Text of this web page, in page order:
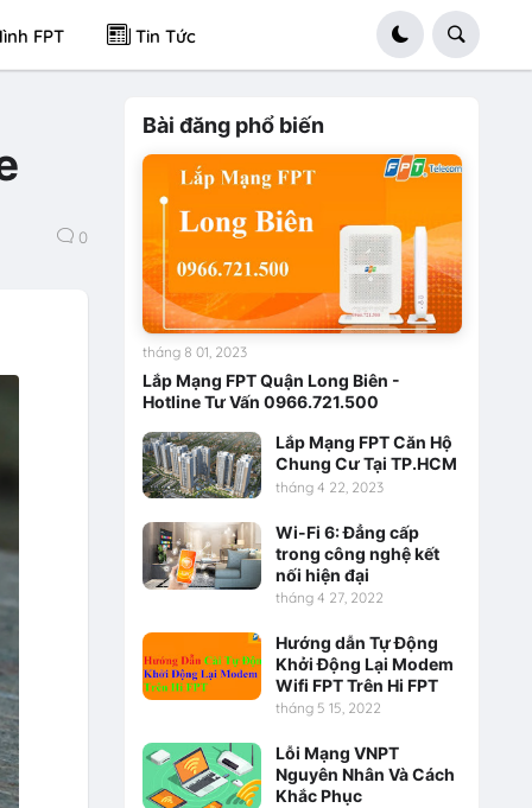
FPT Tin Tức
0
Bài đăng phổ biến
Lắp Mạng FPT Quận Long Biên -
Hotline Tư Vấn 0966.721.500
tháng 8 01, 2023
Lắp Mạng FPT Căn Hộ
Chung Cư Tại TP.HCM
tháng 4 22, 2023
Wi-Fi 6: Đẳng cấp
trong công nghệ kết
nối hiện đại
tháng 4 27, 2022
Hướng dẫn Tự Động
Khởi Động Lại Modem
Wifi FPT Trên Hi FPT
tháng 5 15, 2022
Lỗi Mạng VNPT
Nguyên Nhân Và Cách
Khắc Phục